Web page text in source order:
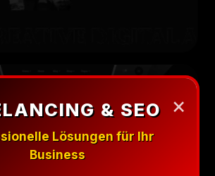
×
& SEO
Lösungen für Ihr
Business